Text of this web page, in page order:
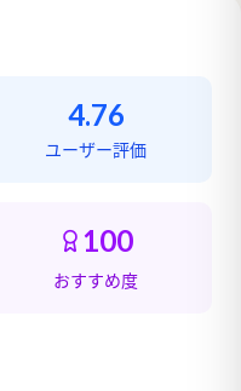
4.76
ユーザー評価
100
おすすめ度